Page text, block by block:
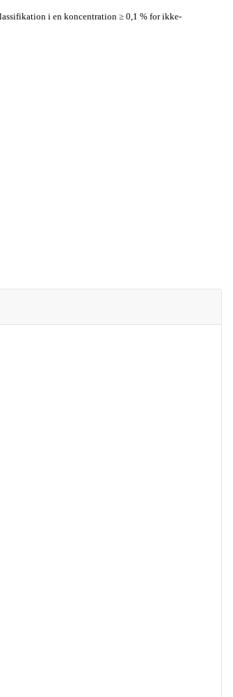
i en koncentration ≥ 0,1 % for ikke-